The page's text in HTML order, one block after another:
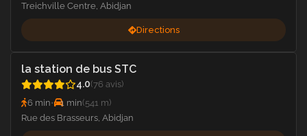
Treichville Centre, Abidjan
Directions
la station de bus STC
4.0(76 avis)
6 min• 1 min(541 m)
Rue des Brasseurs, Abidjan